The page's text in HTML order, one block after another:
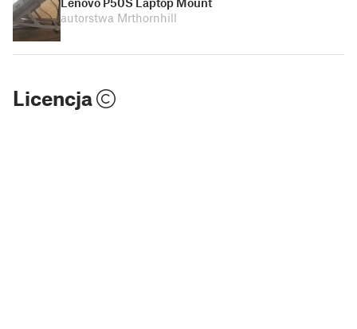
autorstwa Mrthornhill
Licencja